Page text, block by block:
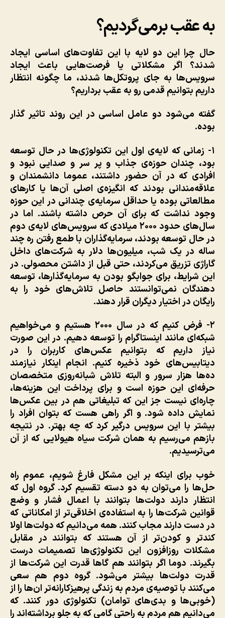
به عقب برمی‌گردیم؟
حال چرا این دو لایه با این تفاوت‌های اساسی ایجاد
شدند؟ اگر مشکلاتی یا فرصت‌هایی باعث ایجاد
سرویس‌ها به جای پروتکل‌ها شدند، ما چگونه انتظار
داریم بتوانیم قدمی رو به عقب برداریم؟
گفته می‌شود دو عامل اساسی در این روند تاثیر گذار
بوده.
۱- زمانی که لایه‌ی اول این تکنولوژی‌ها در حال توسعه
بود، چندان حوزه‌ی جذاب و پر سر و صدایی نبود و
افرادی که در آن حضور داشتند، عموما دانشمندان و
علاقه‌مندانی بودند که انگیزه‌ی اصلی آن‌ها یا کارهای
مطالعاتی بوده یا حداقل سرمایه‌ی چندانی در این حوزه
وجود نداشت که برای آن حرص داشته باشند. اما در
سال‌های حدود ۲۰۰۰ میلادی که سرویس‌های لایه‌ی دوم
در حال توسعه بودند، سرمایه‌گذاران با طمع رفتن ره چند
ساله در یک شب، میلیون‌ها دلار به شرکت‌های داخل
گاراژی تزریق می‌کردند، حتی قبل از داشتن محصولی. در
این شرایط، برای جوابگو بودن به سرمایه‌گذارها، توسعه
دهندگان نمی‌توانستند حاصل تلاش‌های خود را به
رایگان در اختیار دیگران قرار دهند.
۲- فرض کنیم که در سال ۲۰۰۰ هستیم و می‌خواهیم
شبکه‌ای مانند اینستاگرام را توسعه دهیم. در این صورت
نیاز داریم که بتوانیم عکس‌های کاربران را در
دیتابیس‌های خود ذخیره کنیم. انجام اینکار نیازمند
ده‌ها هزار سرور و البته تلاش شبانه‌روزی متخصصان
حرفه‌ای این حوزه است و برای پرداخت این هزینه‌ها،
چاره‌ای نیست جز این که تبلیغاتی هم در بین عکس‌ها
نمایش داده شود. و اگر راهی هست که بتوان افراد را
بیشتر با این سرویس درگیر کرد که چه بهتر. در نتیجه
بازهم می‌رسیم به همان شرکت سیاه هیولایی که از آن
می‌ترسیدیم.
خوب برای اینکه بر این مشکل فارغ شویم، عموم راه
حل‌ها را می‌توان به دو دسته تقسیم کرد. گروه اول که
انتظار دارند دولت‌ها بتوانند با اعمال فشار و وضع
قوانین شرکت‌ها را به استفاده‌ی اخلاقی‌تر از امکاناتی که
در دست دارند مجاب کنند. همه می‌دانیم که دولت‌ها اولا
کندتر و کودن‌تر از آن هستند که بتوانند در مقابل
مشکلات روزافزون این تکنولوژی‌ها تصمیمات درست
بگیرند. دوما اگر بتوانند هم گاها قدرت این شرکت‌ها از
قدرت دولت‌ها بیشتر می‌شود. گروه دوم هم سعی
می‌کنند با توصیه‌ی مردم به زندگی پرهیزکارانه‌تر ان‌ها را از
(خوبی‌ها و بدی‌های توامان) تکنولوژی دور کنند. که
می‌دانیم هم مردم به راحتی گامی که به جلو برداشته‌اند را